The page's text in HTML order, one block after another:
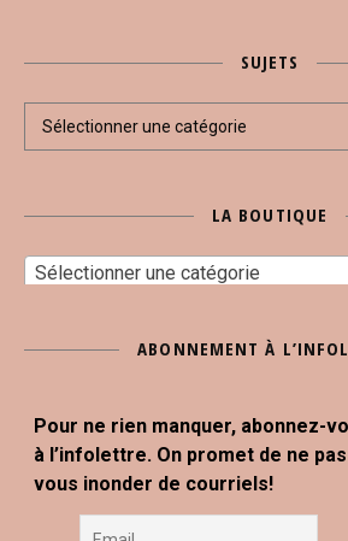
SUJETS
Sujets
LA BOUTIQUE
Sélectionner une catégorie
ABONNEMENT À
Pour ne rien manquer, abonnez-
à l’infolettre. On promet de ne pas
vous inonder de courriels!